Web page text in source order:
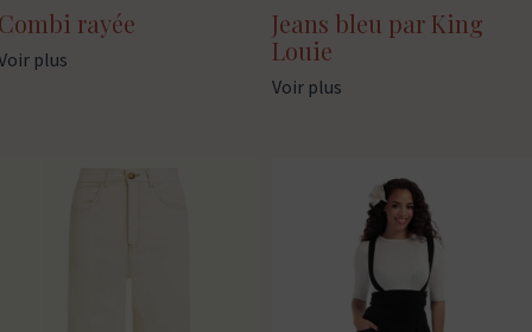
rayée
plus
Jeans bleu par King
Louie
Voir plus